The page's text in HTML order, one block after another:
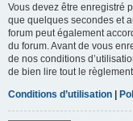
Vous devez être enregistré
que quelques secondes et
forum peut également
du forum. Avant de vous
de nos conditions
de bien lire tout le règlement
Conditions d’utilisation |